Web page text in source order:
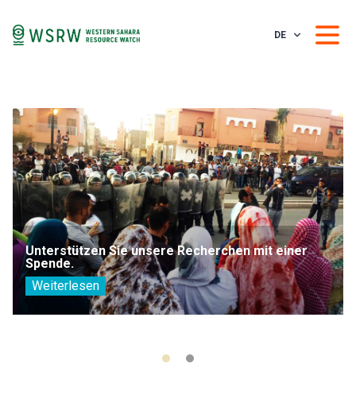
DE
Unterstützen Sie unsere Recherchen mit einer
Spende.
Weiterlesen